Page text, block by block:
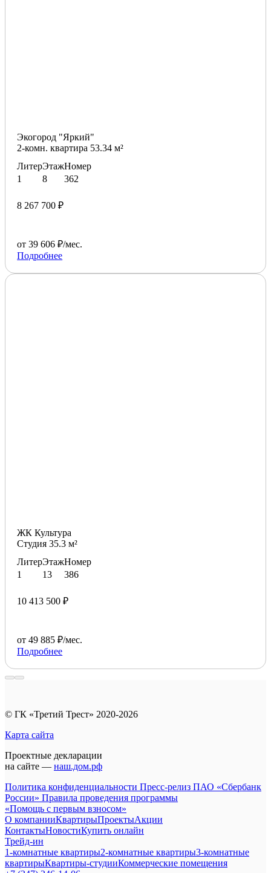
Экогород "Яркий"
2-комн. квартира 53.34 м²
Литер
1
Этаж
8
Номер
362
8 267 700 ₽
от 39 606 ₽/мес.
Подробнее
ЖК Культура
Студия 35.3 м²
Литер
1
Этаж
13
Номер
386
10 413 500 ₽
от 49 885 ₽/мес.
Подробнее
© ГК «Третий Трест» 2020-2026
Карта сайта
Проектные декларации
на сайте — наш.дом.рф
Политика конфиденциальности Пресс-релиз ПАО «Сбербанк
России» Правила проведения программы
«Помощь с первым взносом»
О компанииКвартирыПроектыАкции
КонтактыНовостиКупить онлайн
Трейд-ин
1-комнатные квартиры2-комнатные квартиры3-комнатные
квартирыКвартиры-студииКоммерческие помещения